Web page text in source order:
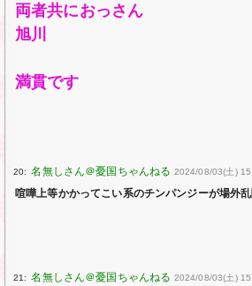
両者共におっさん
旭川
満貫です
20: 2024/08/03(土)
喧嘩上等かかってこい系のチンパンジーが場外
21: 2024/08/03(土)